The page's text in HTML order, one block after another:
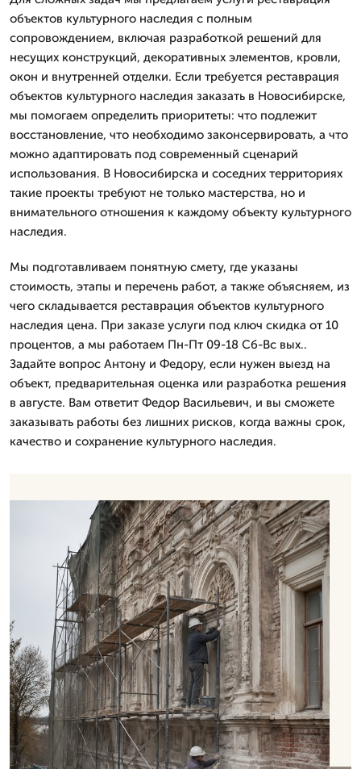
объектов культурного наследия с полным
сопровождением, включая разработкой решений для
несущих конструкций, декоративных элементов, кровли,
окон и внутренней отделки. Если требуется реставрация
объектов культурного наследия заказать в Новосибирске,
мы помогаем определить приоритеты: что подлежит
восстановление, что необходимо законсервировать, а что
можно адаптировать под современный сценарий
использования. В Новосибирска и соседних территориях
такие проекты требуют не только мастерства, но и
внимательного отношения к каждому объекту культурного
наследия.
Мы подготавливаем понятную смету, где указаны
стоимость, этапы и перечень работ, а также объясняем, из
чего складывается реставрация объектов культурного
наследия цена. При заказе услуги под ключ скидка от 10
процентов, а мы работаем Пн-Пт 09-18 Сб-Вс вых..
Задайте вопрос Антону и Федору, если нужен выезд на
объект, предварительная оценка или разработка решения
в августе. Вам ответит Федор Васильевич, и вы сможете
заказывать работы без лишних рисков, когда важны срок,
качество и сохранение культурного наследия.